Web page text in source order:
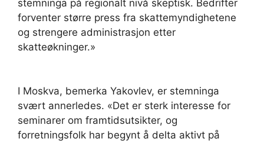
stemninga på regionalt nivå skeptisk. Bedrifter
forventer større press fra skattemyndighetene
og strengere administrasjon etter
skatteøkninger.»
I Moskva, bemerka Yakovlev, er stemninga
svært annerledes. «Det er sterk interesse for
seminarer om framtidsutsikter, og
forretningsfolk har begynt å delta aktivt på